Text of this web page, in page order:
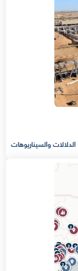
والسيناريوهات